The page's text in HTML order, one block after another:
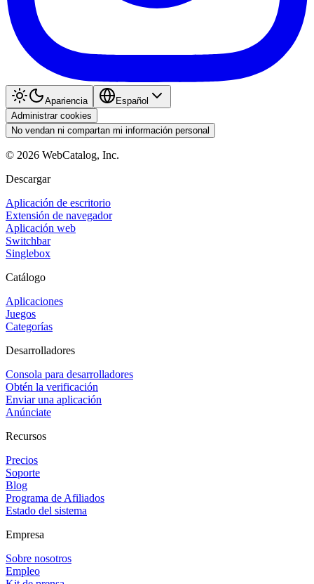
Apariencia
Español
Administrar cookies
No vendan ni compartan mi información personal
© 2026 WebCatalog, Inc.
Descargar
Aplicación de escritorio
Extensión de navegador
Aplicación web
Switchbar
Singlebox
Catálogo
Aplicaciones
Juegos
Categorías
Desarrolladores
Consola para desarrolladores
Obtén la verificación
Enviar una aplicación
Anúnciate
Recursos
Precios
Soporte
Blog
Programa de Afiliados
Estado del sistema
Empresa
Sobre nosotros
Empleo